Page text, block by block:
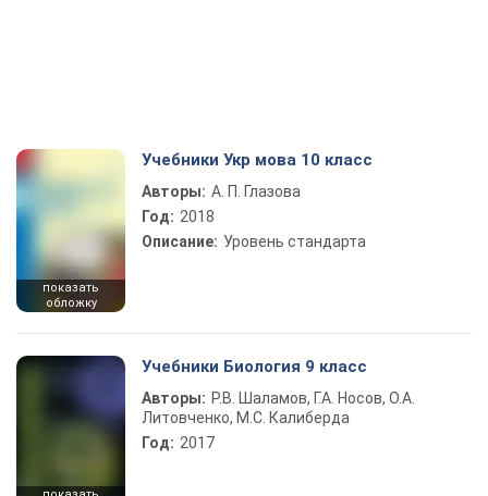
показать
обложку
Учебники Укр мова 10 класс
Авторы: А. П. Глазова
Год: 2018
Описание: Уровень стандарта
Учебники Биология 9 класс
Авторы: Р.В. Шаламов, Г.А. Носов, О.А.
Литовченко, М.С. Калиберда
Год: 2017